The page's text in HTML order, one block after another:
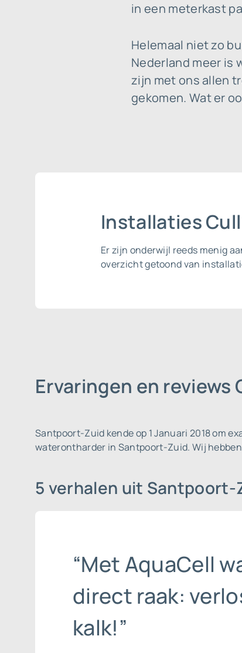
in een meterkast
Helemaal niet zo
Nederland meer is
zijn met ons allen
gekomen. Wat er
Installaties
Er zijn onderwijl reeds menig
overzicht getoond van
Ervaringen en
Santpoort-Zuid kende op 1 Januari 2018 om
waterontharder in Santpoort-Zuid. Wij
5 verhalen uit Santpoort-
“Met AquaCell
direct raak:
kalk!”